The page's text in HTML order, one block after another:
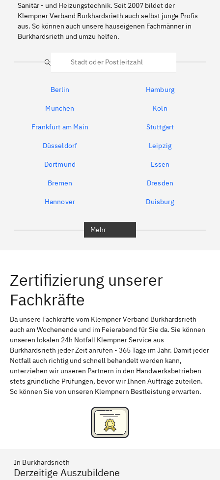
Sanitär - und Heizungstechnik. Seit 2007 bildet der
Klempner Verband Burkhardsrieth auch selbst junge Profis
aus. So können auch unsere hauseigenen Fachmänner in
Burkhardsrieth und umzu helfen.
Suche
Berlin Hamburg
München Köln
Frankfurt am Main Stuttgart
Düsseldorf Leipzig
Dortmund Essen
Bremen Dresden
Hannover Duisburg
Erlangen Bamberg
Bayreuth
Schweinfurt Passau
Freising Rudelsdorf, Mittelfranken
Mehr
Zertifizierung unserer
Fachkräfte
Da unsere Fachkräfte vom Klempner Verband Burkhardsrieth
auch am Wochenende und im Feierabend für Sie da. Sie können
unseren lokalen 24h Notfall Klempner Service aus
Burkhardsrieth jeder Zeit anrufen - 365 Tage im Jahr. Damit jeder
Notfall auch richtig und schnell behandelt werden kann,
unterziehen wir unseren Partnern in den Handwerksbetrieben
stets gründliche Prüfungen, bevor wir Ihnen Aufträge zuteilen.
So können Sie von unseren Klempnern Bestleistung erwarten.
In Burkhardsrieth
Derzeitige Auszubildene